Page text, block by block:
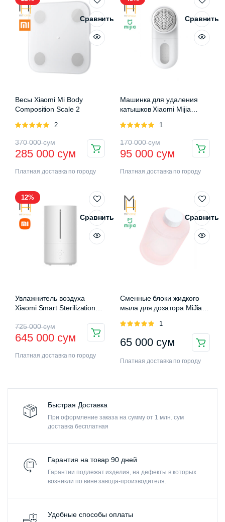
Быстрая Доставка
При оформление заказа на сумму от 1 млн. сум
доставка бесплатная
Гарантия на товар 90 дней
Гарантии подлежат изделия, на дефекты в которых
возникли по вине завода-производителя.
Удобные способы оплаты
Сравнить
Весы Xiaomi Mi Body
Composition Scale 2
Оценка
2
370 000сум
285 000 сум
Платная доставка по городу
Сравнить
Машинка для удаления
катышков Xiaomi Mijia
Оценка
1
170 000сум
95 000 сум
Платная доставка по городу
12%
Сравнить
Увлажнитель воздуха
Xiaomi Smart Sterilization
725 000сум
645 000 сум
Платная доставка по городу
Сравнить
Сменные блоки жидкого
мыла для дозатора MiJia
Dispenser
Оценка
1
65 000 сум
Платная доставка по городу